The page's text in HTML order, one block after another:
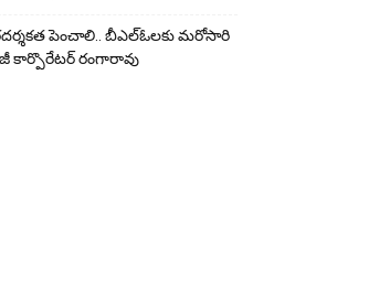
పెంచాలి.. బీఎల్ఓలకు మరోసారి
కార్పొరేటర్ రంగారావు